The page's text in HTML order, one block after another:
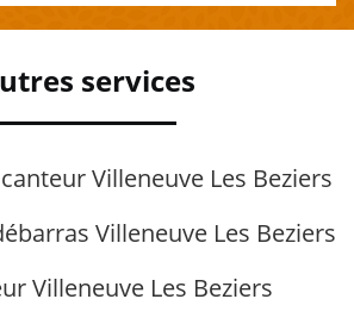
services
Villeneuve Les Beziers
Villeneuve Les Beziers
Villeneuve Les Beziers